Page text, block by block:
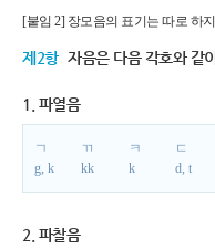
[붙임 2] 장모음의 표기는 따로 하
제2항 자음은 다음 각호와 같
1. 파열음
ㄱ
g, k
ㄲ
kk
ㅋ
k
ㄷ
d, t
2. 파찰음